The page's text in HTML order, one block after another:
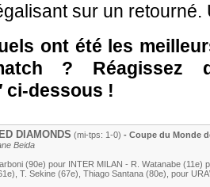
sur un retourné.
ont été les
? Réagissez
ci-dessous !
DIAMONDS (mi-tps: 1-0) - Coupe du Monde
Beida
(90e) pour INTER MILAN - R. Watanabe (11e)
T. Sekine (67e) Thiago Santana (80e) , pour